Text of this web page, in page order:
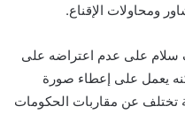
ومحاولات الإقناع.
سلام على عدم اعتراضه على
يعمل على إعطاء صورة
تختلف عن مقاربات الحكومات